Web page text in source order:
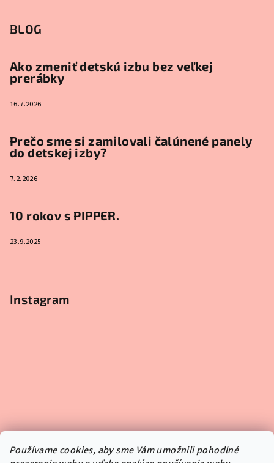
Používame cookies, aby sme Vám umožnili pohodlné
BLOG
Ako zmeniť detskú izbu bez veľkej
prerábky
16.7.2026
Prečo sme si zamilovali čalúnené panely
do detskej izby?
7.2.2026
10 rokov s PIPPER.
23.9.2025
Instagram